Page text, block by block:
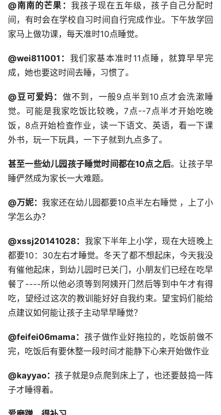
@南南的芒果： 我孩子现在五年级，孩子自己分配时
间，有时会在学校自习时间自行完成作业。下午放学回
家马上做功课，每天准时10点睡觉。
@wei811001： 我们家基本准时11点睡，就算早早完
成，她也要这时间去睡，习惯了。
@豆可爱妈： 做不到，一般9点半到10点才会洗漱睡
觉。可能是我家吃饭比较晚，7点--7点半才开始吃晚
饭，8点开始检查作业，读一下语文、英语，看一下课
外书，玩一下玩具，一下子就到九点多了。
甚至一些幼儿园孩子睡觉时间都在10点之后。让孩子早
睡俨然成为家长一大难题。
@万妮： 我家还在幼儿园都要10点半左右睡觉 ，上了小
学怎么办？
@xssj20141028： 我家下半年上小学，现在大班晚上
都要10：30左右才睡觉。冬天了都不想起床，今天我没
有催他起床，到幼儿园时已关门，小朋友们已经在吃早
餐了----所以他必须等到阿姨开门然后等到中午才有得
吃，望经过这次的教训能好好自我约束。望宝妈们能给
点建议如何能让孩子主动早早睡觉？
@feifei06mama： 孩子做作业好拖拉的，吃饭前做不
完，吃饭后有要休整一段时间才能静下心来开始做作业
@kayyao：孩子就是9点爬到床上了，也还要鼓捣一阵
子才睡得着。